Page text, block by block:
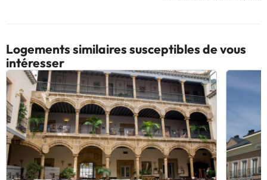
Logements similaires susceptibles de vous
intéresser